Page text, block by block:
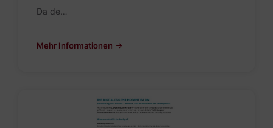
Da de…
Mehr Informationen
Gemeindeamt_Pressetext.pdf